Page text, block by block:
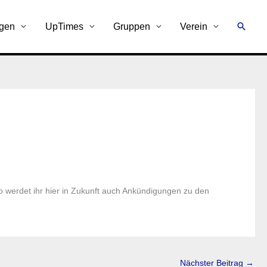
UpTimes Gruppen Verein
ihr hier in Zukunft auch Ankündigungen zu den
Nächster Beitrag →